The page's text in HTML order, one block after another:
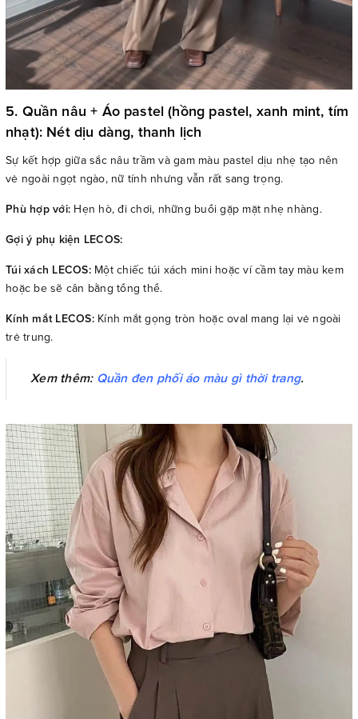
5. Quần nâu + Áo pastel (hồng pastel, xanh mint, tím
nhạt): Nét dịu dàng, thanh lịch
Sự kết hợp giữa sắc nâu trầm và gam màu pastel dịu nhẹ tạo nên
vẻ ngoài ngọt ngào, nữ tính nhưng vẫn rất sang trọng.
Phù hợp với: Hẹn hò, đi chơi, những buổi gặp mặt nhẹ nhàng.
Gợi ý phụ kiện LECOS:
Túi xách LECOS:Một chiếc túi xách mini hoặc ví cầm tay màu kem
hoặc be sẽ cân bằng tổng thể.
Kính mắt LECOS:Kính mắt gọng tròn hoặc oval mang lại vẻ ngoài
trẻ trung.
Xem thêm: Quần đen phối áo màu gì thời trang.